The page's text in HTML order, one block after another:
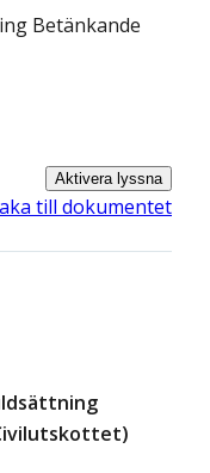
Betänkande
Aktivera lyssna
till dokumentet